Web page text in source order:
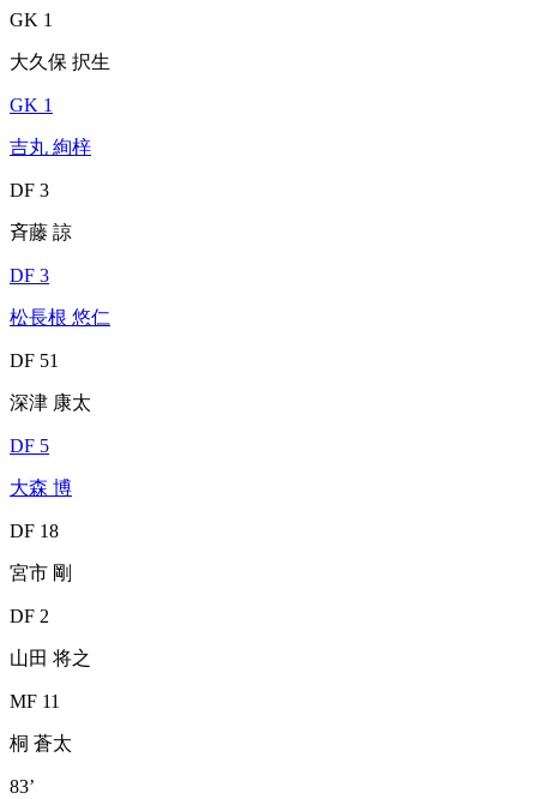
GK 1
大久保 択生
GK 1
吉丸 絢梓
DF 3
斉藤 諒
DF 3
松長根 悠仁
DF 51
深津 康太
DF 5
大森 博
DF 18
宮市 剛
DF 2
山田 将之
MF 11
桐 蒼太
83’